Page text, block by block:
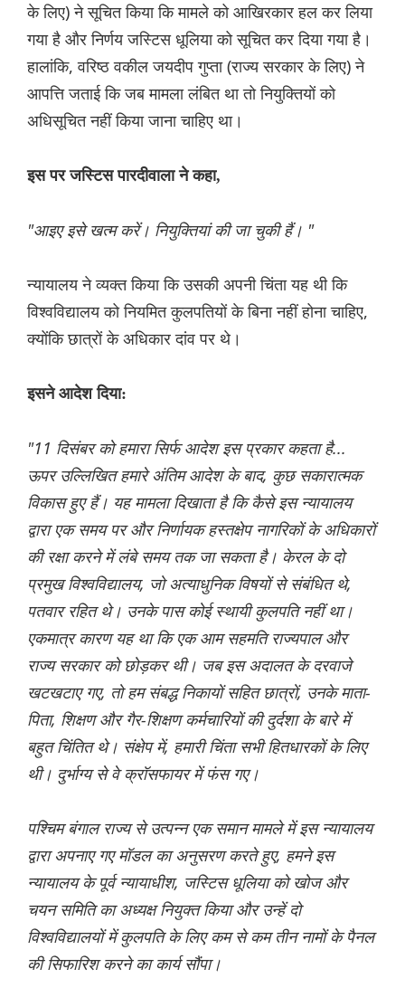
के लिए) ने सूचित किया कि मामले को आखिरकार हल कर लिया
गया है और निर्णय जस्टिस धूलिया को सूचित कर दिया गया है।
हालांकि, वरिष्ठ वकील जयदीप गुप्ता (राज्य सरकार के लिए) ने
आपत्ति जताई कि जब मामला लंबित था तो नियुक्तियों को
अधिसूचित नहीं किया जाना चाहिए था।
इस पर जस्टिस पारदीवाला ने कहा,
"आइए इसे खत्म करें। नियुक्तियां की जा चुकी हैं। "
न्यायालय ने व्यक्त किया कि उसकी अपनी चिंता यह थी कि
विश्वविद्यालय को नियमित कुलपतियों के बिना नहीं होना चाहिए,
क्योंकि छात्रों के अधिकार दांव पर थे।
इसने आदेश दिया:
"11 दिसंबर को हमारा सिर्फ आदेश इस प्रकार कहता है...
ऊपर उल्लिखित हमारे अंतिम आदेश के बाद, कुछ सकारात्मक
विकास हुए हैं। यह मामला दिखाता है कि कैसे इस न्यायालय
द्वारा एक समय पर और निर्णायक हस्तक्षेप नागरिकों के अधिकारों
की रक्षा करने में लंबे समय तक जा सकता है। केरल के दो
प्रमुख विश्वविद्यालय, जो अत्याधुनिक विषयों से संबंधित थे,
पतवार रहित थे। उनके पास कोई स्थायी कुलपति नहीं था।
एकमात्र कारण यह था कि एक आम सहमति राज्यपाल और
राज्य सरकार को छोड़कर थी। जब इस अदालत के दरवाजे
खटखटाए गए, तो हम संबद्ध निकायों सहित छात्रों, उनके माता-
पिता, शिक्षण और गैर-शिक्षण कर्मचारियों की दुर्दशा के बारे में
बहुत चिंतित थे। संक्षेप में, हमारी चिंता सभी हितधारकों के लिए
थी। दुर्भाग्य से वे क्रॉसफायर में फंस गए।
पश्चिम बंगाल राज्य से उत्पन्न एक समान मामले में इस न्यायालय
द्वारा अपनाए गए मॉडल का अनुसरण करते हुए, हमने इस
न्यायालय के पूर्व न्यायाधीश, जस्टिस धूलिया को खोज और
चयन समिति का अध्यक्ष नियुक्त किया और उन्हें दो
विश्वविद्यालयों में कुलपति के लिए कम से कम तीन नामों के पैनल
की सिफारिश करने का कार्य सौंपा।